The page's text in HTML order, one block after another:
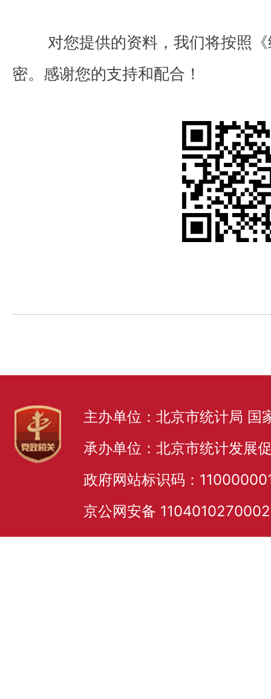
对您提供的资料，我们将按照
密。感谢您的支持和配合！
主办单位：北京市统计局 国
承办单位：北京市统计发展
政府网站标识码：
京公网安备